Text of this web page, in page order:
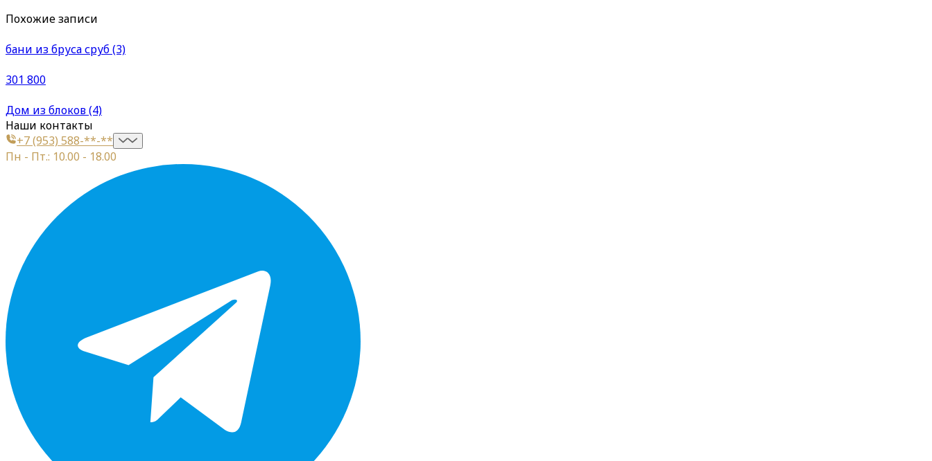
Похожие записи
бани из бруса сруб (3)
301 800
Дом из блоков (4)
Наши контакты
+7 (953) 588-**-**
Пн - Пт.: 10.00 - 18.00